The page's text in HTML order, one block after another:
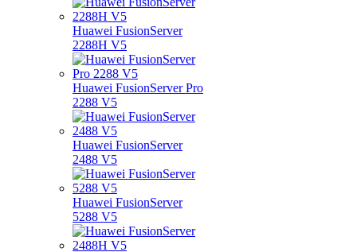
Huawei FusionServer
2288H V5
Huawei FusionServer Pro
2288 V5
Huawei FusionServer
2488 V5
Huawei FusionServer
5288 V5